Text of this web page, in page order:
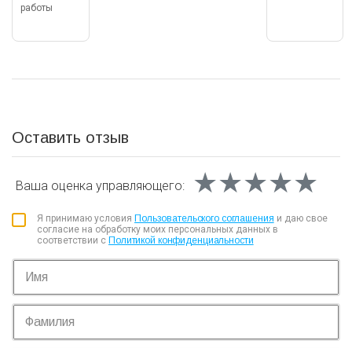
работы
Оставить отзыв
Ваша оценка управляющего: ★★★★★
★★★★★
★★★★★
Я принимаю условия Пользовательского соглашения и даю свое
согласие на обработку моих персональных данных в
соответствии с Политикой конфиденциальности